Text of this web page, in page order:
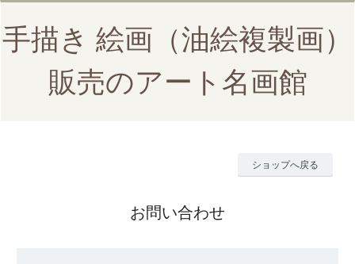
手描き 絵画（油絵複製画）
販売のアート名画館
ショップへ戻る
お問い合わせ